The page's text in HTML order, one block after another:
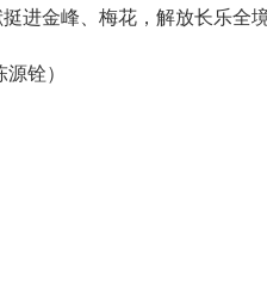
进金峰、梅花，解放长乐全
铨）